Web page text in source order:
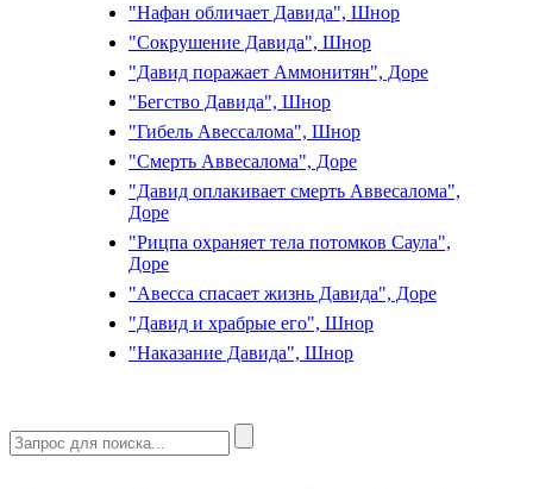
"Нафан обличает Давида", Шнор
"Сокрушение Давида", Шнор
"Давид поражает Аммонитян", Доре
"Бегство Давида", Шнор
"Гибель Авессалома", Шнор
"Смерть Аввесалома", Доре
"Давид оплакивает смерть Аввесалома",
Доре
"Рицпа охраняет тела потомков Саула",
Доре
"Авесса спасает жизнь Давида", Доре
"Давид и храбрые его", Шнор
"Наказание Давида", Шнор